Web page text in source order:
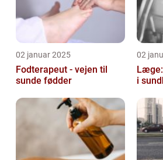
02 januar 2025
Fodterapeut - vejen til
sunde fødder
02
i